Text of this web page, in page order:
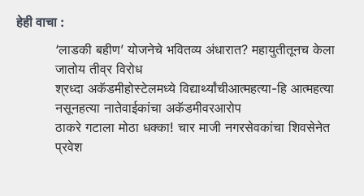
हेही वाचा :
‘लाडकी बहीण’ योजनेचे भवितव्य अंधारात? महायुतीतूनच केला
जातोय तीव्र विरोध
श्रध्दा अकॅडमीहोस्टेलमध्ये विद्यार्थ्यांचीआत्महत्या-हि आत्महत्या
नसूनहत्या नातेवाईकांचा अकॅडमीवरआरोप
ठाकरे गटाला मोठा धक्का! चार माजी नगरसेवकांचा शिवसेनेत
प्रवेश